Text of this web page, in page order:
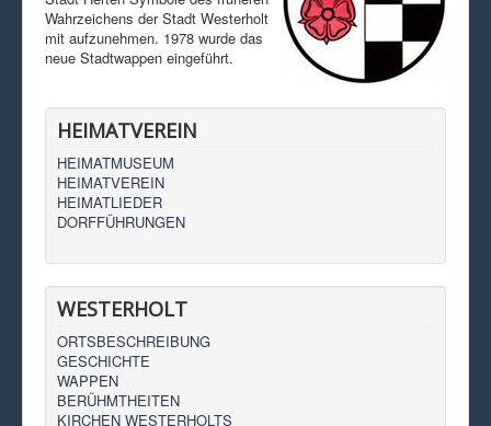
Wahrzeichens der Stadt Westerholt
mit aufzunehmen. 1978 wurde das
neue Stadtwappen eingeführt.
HEIMATVEREIN
HEIMATMUSEUM
HEIMATVEREIN
HEIMATLIEDER
DORFFÜHRUNGEN
WESTERHOLT
ORTSBESCHREIBUNG
GESCHICHTE
WAPPEN
BERÜHMTHEITEN
KIRCHEN WESTERHOLTS